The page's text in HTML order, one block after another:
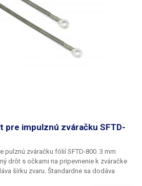
pre impulznú zváračku SFTD-
pulznú zváračku fólií SFTD-800. 3 mm
drôt s očkami na pripevnenie k zváračke
šírku zvaru. Štandardne sa dodáva